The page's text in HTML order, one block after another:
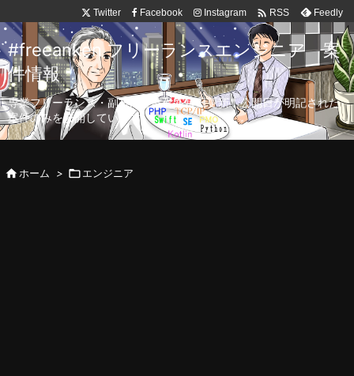
Twitter Facebook Instagram  RSS Feedly
#freeanken フリーランスエンジニア 案
件情報
専業フリーランス・副業向け案件を毎日更新！公開日が明記された
案件のみを公開しています。
ホーム > エンジニア